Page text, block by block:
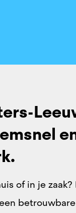
of in je zaak?
betrouwbare